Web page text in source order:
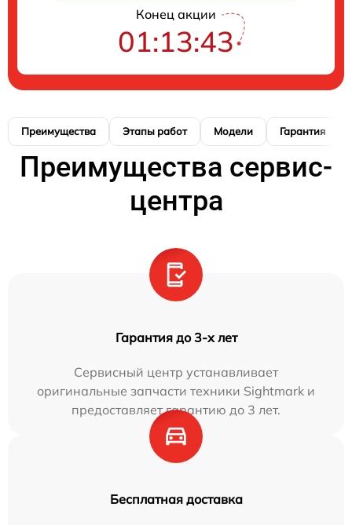
Конец акции
01:13:42
Преимущества Этапы работ Модели Гарантия
Преимущества сервис-
центра
Гарантия до 3-х лет
Сервисный центр устанавливает
оригинальные запчасти техники Sightmark и
предоставляет гарантию до 3 лет.
Бесплатная доставка